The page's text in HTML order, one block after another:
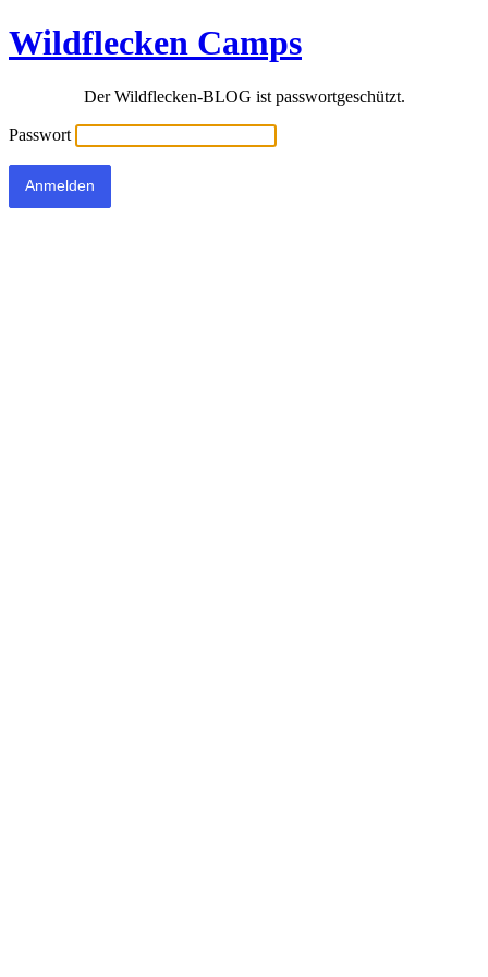
Wildflecken Camps
Der Wildflecken-BLOG ist passwortgeschützt.
Passwort